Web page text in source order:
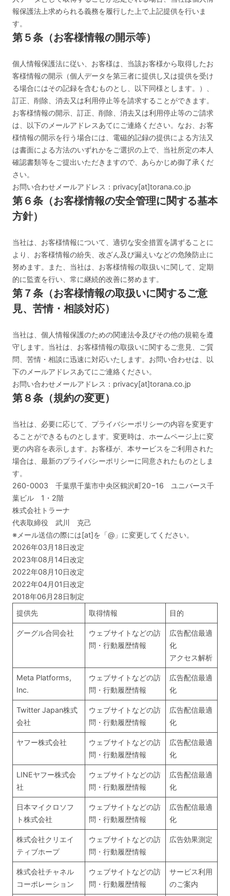
報保護法上求められる義務を履行した上で上記提供を行いま
す。
第５条（お客様情報の開示等）
個人情報保護法に従い、お客様は、当該お客様から取得したお
客様情報の開示（個人データを第三者に提供し又は提供を受け
る場合にはその記録を含むものとし、以下同様とします。）、
訂正、削除、消去又は利用停止等を請求することができます。
お客様情報の開示、訂正、削除、消去又は利用停止等のご請求
は、以下のメールアドレスあてにご連絡ください。なお、お客
様情報の開示を行う場合には、電磁的記録の提供による方法又
は書面による方法のいずれかをご選択の上で、当社所定の本人
確認書類等をご提出いただきますので、あらかじめ御了承くだ
さい。
お問い合わせメールアドレス：privacy[at]torana.co.jp
第６条（お客様情報の安全管理に関する基本
方針）
当社は、お客様情報について、適切な安全措置を講ずることに
より、お客様情報の紛失、改ざん及び漏えいなどの危険防止に
努めます。また、当社は、お客様情報の取扱いに関して、定期
的に監査を行い、常に継続的改善に努めます。
第７条（お客様情報の取扱いに関するご意
見、苦情・相談対応）
当社は、個人情報保護のための関連法令及びその他の規範を遵
守します。当社は、お客様情報の取扱いに関するご意見、ご質
問、苦情・相談に迅速に対応いたします。お問い合わせは、以
下のメールアドレスあてにご連絡ください。
お問い合わせメールアドレス：privacy[at]torana.co.jp
第８条（規約の変更）
当社は、必要に応じて、プライバシーポリシーの内容を変更す
ることができるものとします。変更時は、ホームページ上に変
更の内容を表示します。お客様が、本サービスをご利用された
場合は、最新のプライバシーポリシーに同意されたものとしま
す。
260-0003 千葉県千葉市中央区鶴沢町20−16 ユニバース千
葉ビル 1・2階
株式会社トラーナ
代表取締役 武川 克己
※メール送信の際には[at]を「@」に変更してください。
2026年03月18日改定
2023年08月14日改定
2022年08月10日改定
2022年04月01日改定
2018年06月28日制定
提供先
取得情報 目的
グーグル合同会社
ウェブサイトなどの訪
問・行動履歴情報
広告配信最適
化
アクセス解析
Meta Platforms,
Inc.
ウェブサイトなどの訪
問・行動履歴情報
広告配信最適
化
Twitter Japan株式
会社
ウェブサイトなどの訪
問・行動履歴情報
広告配信最適
化
ヤフー株式会社
ウェブサイトなどの訪
問・行動履歴情報
広告配信最適
化
LINEヤフー株式会
社
ウェブサイトなどの訪
問・行動履歴情報
広告配信最適
化
日本マイクロソフ
ト株式会社
ウェブサイトなどの訪
問・行動履歴情報
広告配信最適
化
株式会社クリエイ
ティブホープ
ウェブサイトなどの訪
問・行動履歴情報
広告効果測定
株式会社チャネル
コーポレーション
ウェブサイトなどの訪
問・行動履歴情報
サービス利用
のご案内